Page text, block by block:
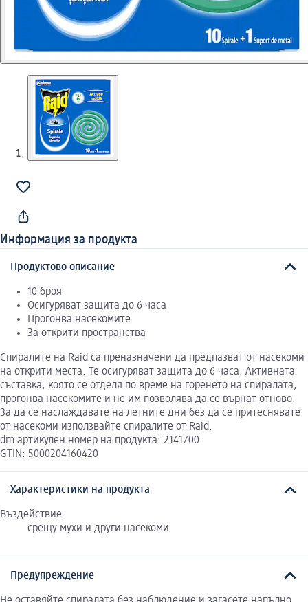
Информация за продукта
Продуктово описание
10 броя
Осигуряват защита до 6 часа
Прогонва насекомите
За открити пространства
Спиралите на Raid са преназначени да предпазват от насекоми
на открити места. Те осигуряват защита до 6 часа. Активната
съставка, която се отделя по време на горенето на спиралата,
прогонва насекомите и не им позволява да се върнат отново.
За да се наслаждавате на летните дни без да се притеснявате
от насекоми използвайте спиралите от Raid.
dm артикулен номер на продукта: 2141700
GTIN: 5000204160420
Характеристики на продукта
Въздействие:
срещу мухи и други насекоми
Предупреждение